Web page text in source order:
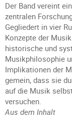
Der Band vereint
zentralen
Gegliedert in vier
Konzepte der
historische und
Musikphilosophie
Implikationen der
gemein, dass sie
auf die Musik
versuchen.
Aus dem Inhalt